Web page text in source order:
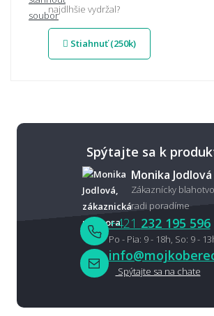
najdlhšie vydržal?
Stiahnuť (250k)
Spýtajte sa k
Monika Jodlová
Zákaznícky
radi poradíme
+421 232 195 596
Po - Pia: 9 - 18h, So: 9 -
Spýtajte sa na chate